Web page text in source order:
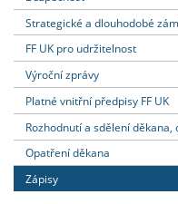
Strategické a dlouhodobé
FF UK pro udržitelnost
Výroční zprávy
Platné vnitřní předpisy FF UK
Rozhodnutí a sdělení
Opatření děkana
Zápisy